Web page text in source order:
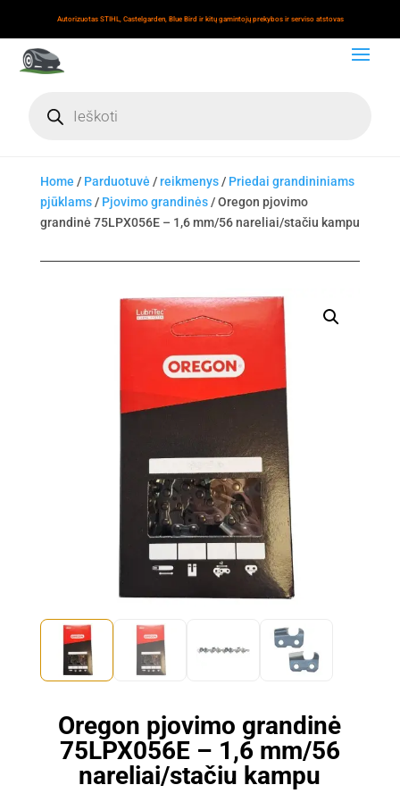
Autorizuotas STIHL, Castelgarden, Blue Bird ir kitų gamintojų prekybos ir serviso atstovas
search
Home / Parduotuvė /reikmenys/ Priedai grandininiams
pjūklams/ Pjovimo grandinės/ Oregon pjovimo
grandinė 75LPX056E – 1,6 mm/56 nareliai/stačiu kampu
Oregon pjovimo grandinė
75LPX056E – 1,6 mm/56
nareliai/stačiu kampu